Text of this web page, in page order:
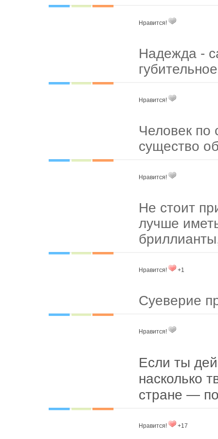
Нравится!
Надежда -
Нравится!
Человек по
существо
Нравится!
Не стоит
лучше
Нравится! +1
Суеверие
Нравится!
Если ты
насколько
стране —
Нравится! +17